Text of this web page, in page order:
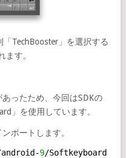
TechBooster」を選択する
ます。
ったため、今回はSDKの
」を使用しています。
ポートします。
android-9/Softkeyboard